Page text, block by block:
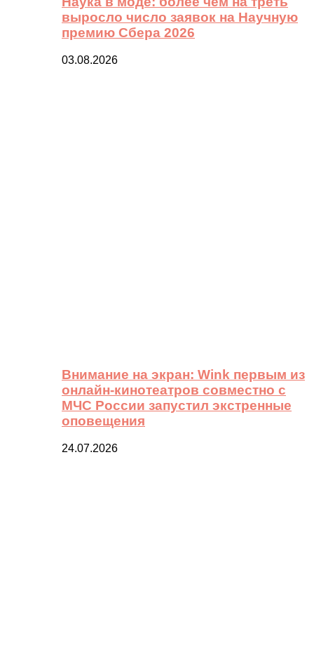
выросло число заявок на Научную
премию Сбера 2026
03.08.2026
Внимание на экран: Wink первым из
онлайн-кинотеатров совместно с
МЧС России запустил экстренные
оповещения
24.07.2026